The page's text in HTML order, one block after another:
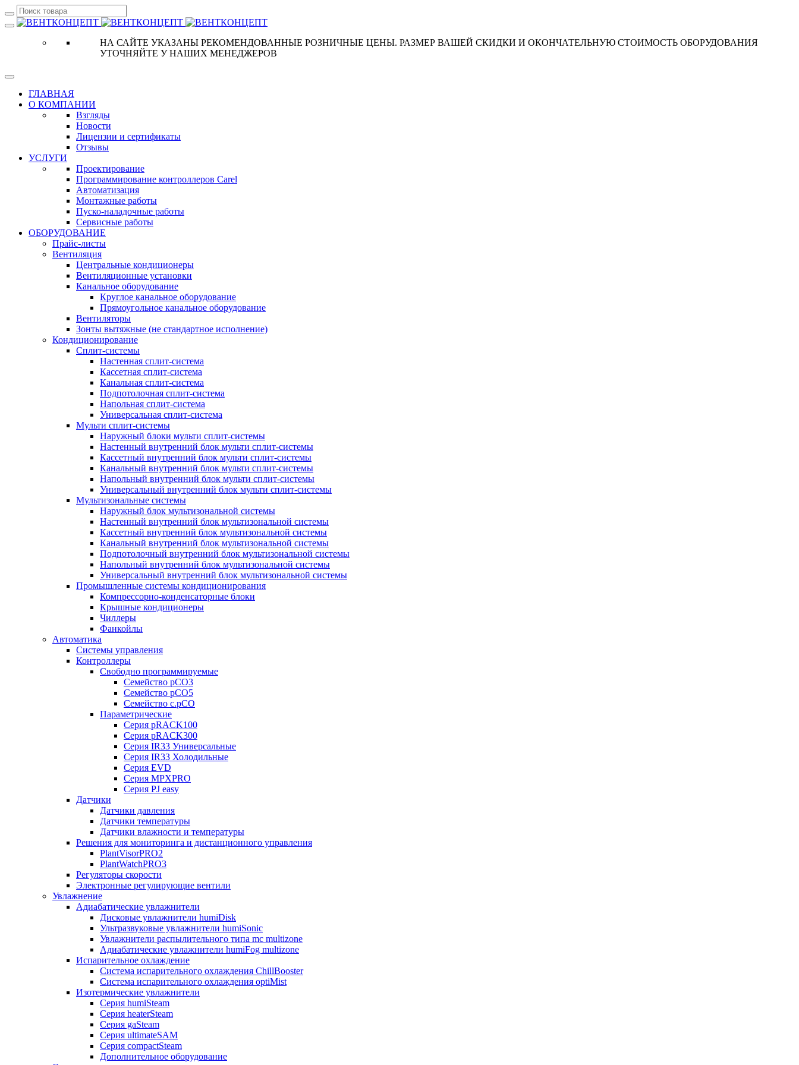
НА САЙТЕ УКАЗАНЫ РЕКОМЕНДОВАННЫЕ РОЗНИЧНЫЕ ЦЕНЫ. РАЗМЕР ВАШЕЙ СКИДКИ И ОКОНЧАТЕЛЬНУЮ СТОИМОСТЬ ОБОРУДОВАНИЯ
УТОЧНЯЙТЕ У НАШИХ МЕНЕДЖЕРОВ
ГЛАВНАЯ
О КОМПАНИИ
Взгляды
Новости
Лицензии и сертификаты
Отзывы
УСЛУГИ
Проектирование
Программирование контроллеров Carel
Автоматизация
Монтажные работы
Пуско-наладочные работы
Сервисные работы
ОБОРУДОВАНИЕ
Прайс-листы
Вентиляция
Центральные кондиционеры
Вентиляционные установки
Канальное оборудование
Круглое канальное оборудование
Прямоугольное канальное оборудование
Вентиляторы
Зонты вытяжные (не стандартное исполнение)
Кондиционирование
Сплит-системы
Настенная сплит-система
Кассетная сплит-система
Канальная сплит-система
Подпотолочная сплит-система
Напольная сплит-система
Универсальная сплит-система
Мульти сплит-системы
Наружный блоки мульти сплит-системы
Настенный внутренний блок мульти сплит-системы
Кассетный внутренний блок мульти сплит-системы
Канальный внутренний блок мульти сплит-системы
Напольный внутренний блок мульти сплит-системы
Универсальный внутренний блок мульти сплит-системы
Мультизональные системы
Наружный блок мультизональной системы
Настенный внутренний блок мультизональной системы
Кассетный внутренний блок мультизональной системы
Канальный внутренний блок мультизональной системы
Подпотолочный внутренний блок мультизональной системы
Напольный внутренний блок мультизональной системы
Универсальный внутренний блок мультизональной системы
Промышленные системы кондиционирования
Компрессорно-конденсаторные блоки
Крышные кондиционеры
Чиллеры
Фанкойлы
Автоматика
Системы управления
Контроллеры
Свободно программируемые
Семейство pCO3
Семейство pCO5
Семейство c.pCO
Параметрические
Серия pRACK100
Серия pRACK300
Серия IR33 Универсальные
Серия IR33 Холодильные
Серия EVD
Серия MPXPRO
Серия PJ easy
Датчики
Датчики давления
Датчики температуры
Датчики влажности и температуры
Решения для мониторинга и дистанционного управления
PlantVisorPRO2
PlantWatchPRO3
Регуляторы скорости
Электронные регулирующие вентили
Увлажнение
Адиабатические увлажнители
Дисковые увлажнители humiDisk
Ультразвуковые увлажнители humiSonic
Увлажнители распылительного типа mc multizone
Адиабатические увлажнители humiFog multizone
Испарительное охлаждение
Система испарительного охлаждения ChillBooster
Система испарительного охлаждения optiMist
Изотермические увлажнители
Серия humiSteam
Серия heaterSteam
Серия gaSteam
Серия ultimateSAM
Серия compactSteam
Дополнительное оборудование